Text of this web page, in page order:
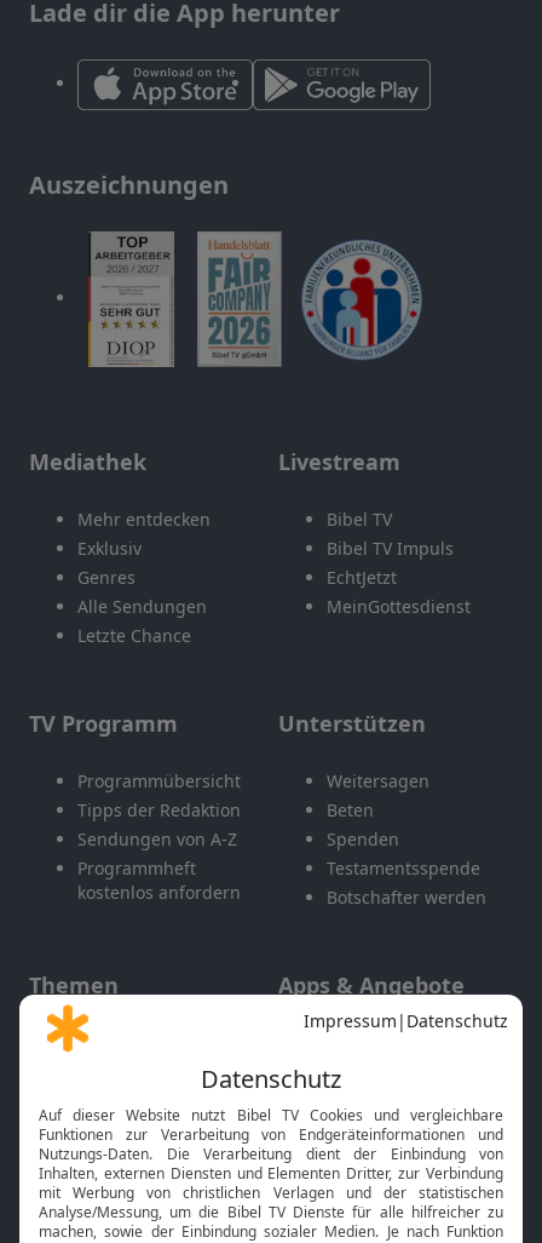
Lade dir die App herunter
Auszeichnungen
Mediathek
Mehr entdecken
Exklusiv
Genres
Alle Sendungen
Letzte Chance
Livestream
Bibel TV
Bibel TV Impuls
EchtJetzt
MeinGottesdienst
TV Programm
Programmübersicht
Tipps der Redaktion
Sendungen von A-Z
Programmheft
kostenlos anfordern
Unterstützen
Weitersagen
Beten
Spenden
Testamentsspende
Botschafter werden
Themen
Gott und Bibel erklärt
Neuigkeiten
Apps & Angebote
Mobile App
Smart TV
HbbTV
Bibelthek Online-Bibel
Nächster Gottesdienst